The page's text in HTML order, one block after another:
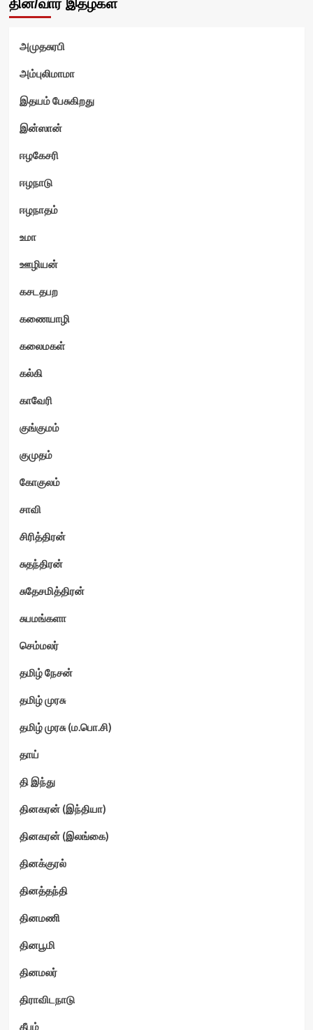
தின/வார இதழ்கள்
அமுதசுரபி
அம்புலிமாமா
இதயம் பேசுகிறது
இன்ஸான்
ஈழகேசரி
ஈழநாடு
ஈழநாதம்
உமா
ஊழியன்
கசடதபற
கணையாழி
கலைமகள்
கல்கி
காவேரி
குங்குமம்
குமுதம்
கோகுலம்
சாவி
சிரித்திரன்
சுதந்திரன்
சுதேசமித்திரன்
சுபமங்களா
செம்மலர்
தமிழ் நேசன்
தமிழ் முரசு
தமிழ் முரசு (ம.பொ.சி)
தாய்
தி இந்து
தினகரன் (இந்தியா)
தினகரன் (இலங்கை)
தினக்குரல்
தினத்தந்தி
தினமணி
தினபூமி
தினமலர்
திராவிடநாடு
தீபம்